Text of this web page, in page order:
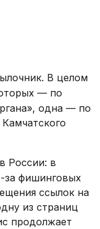
В целом
— по
одна — по
России: в
за фишинговых
ссылок на
из страниц
продолжает